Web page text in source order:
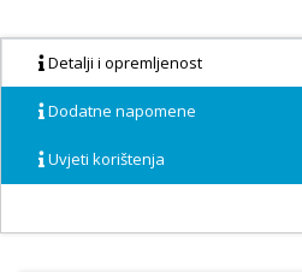
Detalji i opremljenost
Dodatne napomene
Uvjeti korištenja